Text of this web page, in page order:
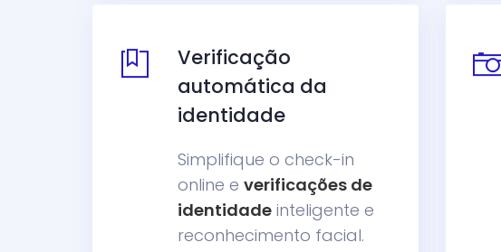
Verificação
automática da
identidade
Simplifique o check-in
online everificações de
identidade inteligente e
reconhecimento facial.